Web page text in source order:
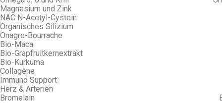
Magnesium und Zink
NAC N-Acetyl-Cystein
Organisches Silizium
Onagre-Bourrache
Bio-Maca
Bio-Grapfruitkernextrakt
Bio-Kurkuma
Collagène
Immuno Support
Herz & Arterien
Bromelain